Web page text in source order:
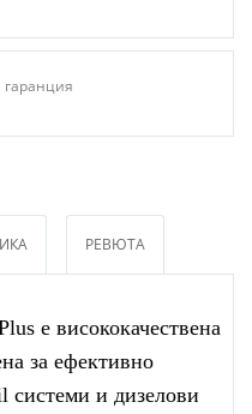
РЕВЮТА
е висококачествена
за ефективно
системи и дизелови